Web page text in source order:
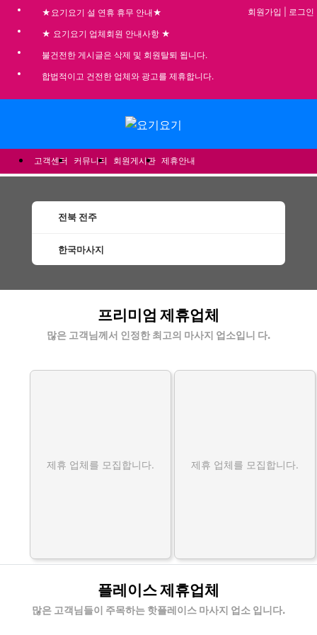
★요기요기 설 연휴 휴무 안내★
★ 요기요기 업체회원 안내사항 ★
불건전한 게시글은 삭제 및 회원탈퇴 됩니다.
합법적이고 건전한 업체와 광고를 제휴합니다.
회원가입 로그인
고객센터 커뮤니티 회원게시판 제휴안내
전북 전주
한국마사지
프리미엄 제휴업체
많은 고객님께서 인정한 최고의 마사지 업소입니 다.
제휴 업체를 모집합니다. 제휴 업체를 모집합니다.
플레이스 제휴업체
많은 고객님들이 주목하는 핫플레이스 마사지 업소 입니다.